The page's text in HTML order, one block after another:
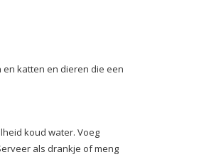
katten en dieren die een
koud water. Voeg
als drankje of meng